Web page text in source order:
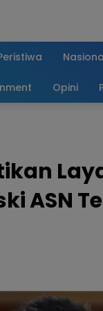
Opini
ASN